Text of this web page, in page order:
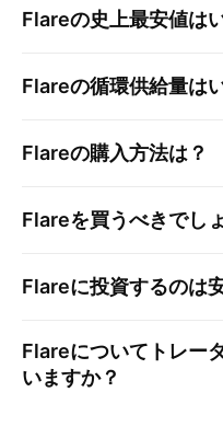
Flareの史上最安値は
Flareの循環供給量は
Flareの購入方法は？
Flareを買うべきでし
Flareに投資するのは
Flareについてトレー
いますか？